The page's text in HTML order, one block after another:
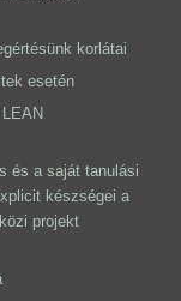
korlátai
esetén
és a saját tanulási
készségei a
projekt